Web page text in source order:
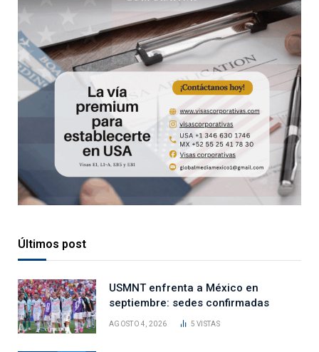
Últimos post
USMNT enfrenta a México en
septiembre: sedes confirmadas
AGOSTO 4, 2026 5VISTAS